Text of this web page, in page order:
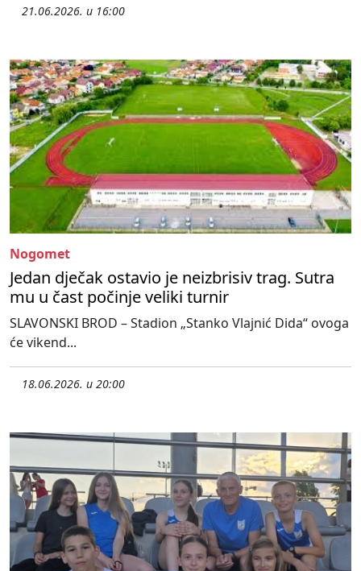
21.06.2026. u 16:00
Nogomet
Jedan dječak ostavio je neizbrisiv trag. Sutra
mu u čast počinje veliki turnir
SLAVONSKI BROD – Stadion „Stanko Vlajnić Dida“ ovoga
će vikend...
18.06.2026. u 20:00